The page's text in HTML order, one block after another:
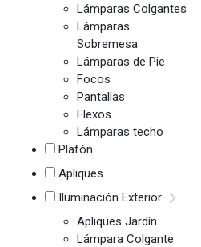
Lámparas Colgantes
Lámparas
Sobremesa
Lámparas de Pie
Focos
Pantallas
Flexos
Lámparas techo
Plafón
Apliques
Iluminación Exterior
Apliques Jardín
Lámpara Colgante